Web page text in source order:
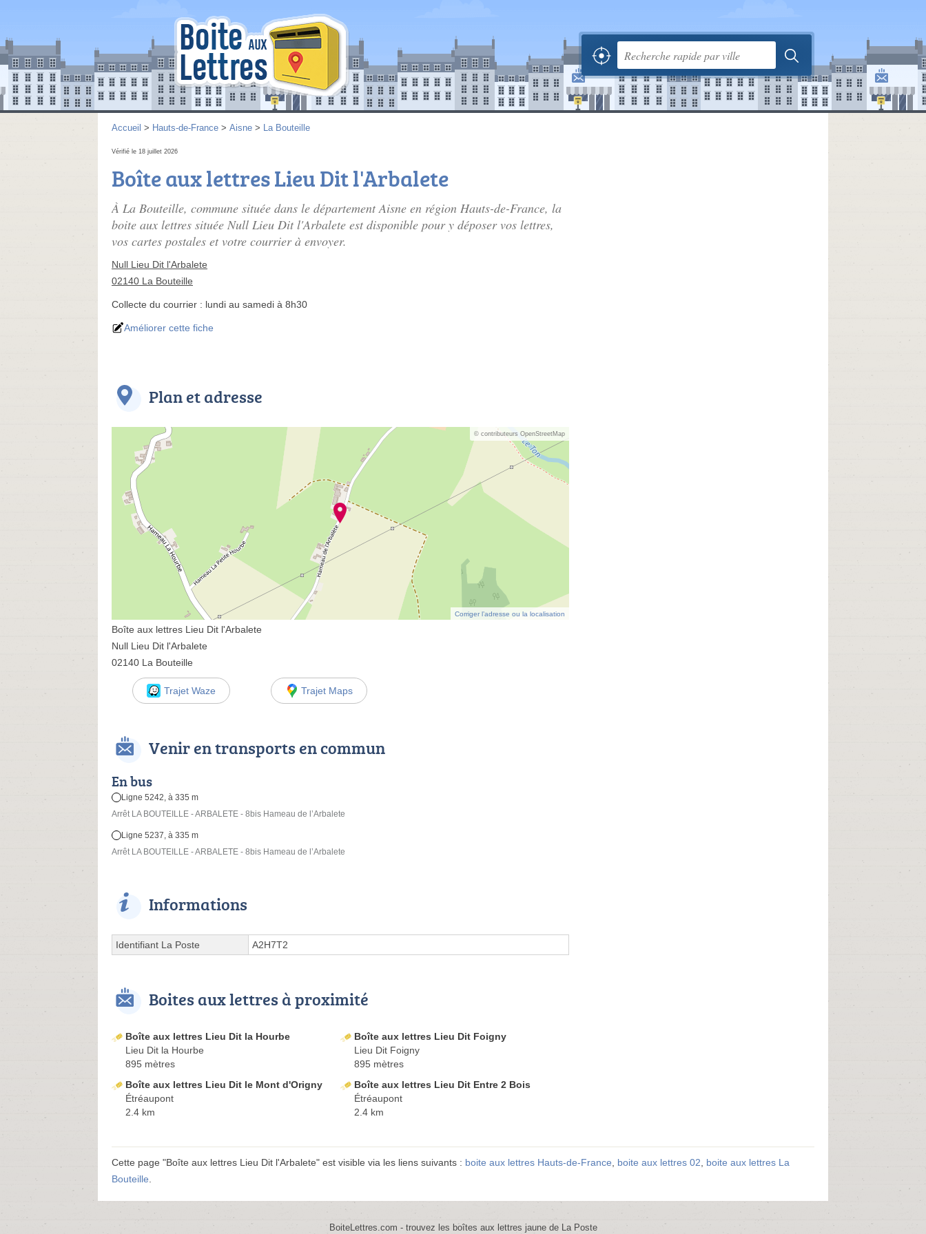
Accueil > Hauts-de-France > Aisne > La Bouteille
Vérifié le 18 juillet 2026
Boîte aux lettres Lieu Dit l'Arbalete
À La Bouteille, commune située dans le département Aisne en région Hauts-de-France, la
boite aux lettres située Null Lieu Dit l'Arbalete est disponible pour y déposer vos lettres,
vos cartes postales et votre courrier à envoyer.
Null Lieu Dit l'Arbalete
02140 La Bouteille
Collecte du courrier : lundi au samedi à 8h30
Améliorer cette fiche
Plan et adresse
© contributeurs OpenStreetMap
Corriger l’adresse ou la localisation
Boîte aux lettres Lieu Dit l'Arbalete
Null Lieu Dit l'Arbalete
02140 La Bouteille
Trajet Waze Trajet Maps
Venir en transports en commun
En bus
Ligne 5242, à 335 m
Arrêt LA BOUTEILLE - ARBALETE - 8bis Hameau de l’Arbalete
Ligne 5237, à 335 m
Arrêt LA BOUTEILLE - ARBALETE - 8bis Hameau de l’Arbalete
Informations
Identifiant La Poste A2H7T2
Boites aux lettres à proximité
Boîte aux lettres Lieu Dit la Hourbe
Lieu Dit la Hourbe
895 mètres
Boîte aux lettres Lieu Dit Foigny
Lieu Dit Foigny
895 mètres
Boîte aux lettres Lieu Dit le Mont d'Origny
Étréaupont
2.4 km
Boîte aux lettres Lieu Dit Entre 2 Bois
Étréaupont
2.4 km
Cette page "Boîte aux lettres Lieu Dit l'Arbalete" est visible via les liens suivants : boite aux lettres Hauts-de-France, boite aux lettres 02, boite aux lettres La
Bouteille.
BoiteLettres.com - trouvez les boîtes aux lettres jaune de La Poste